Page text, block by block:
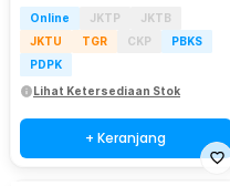
Online JKTP
JKTB
JKTU
TGR CKP
PBKS
PDPK
Lihat Ketersediaan Stok
+ Keranjang